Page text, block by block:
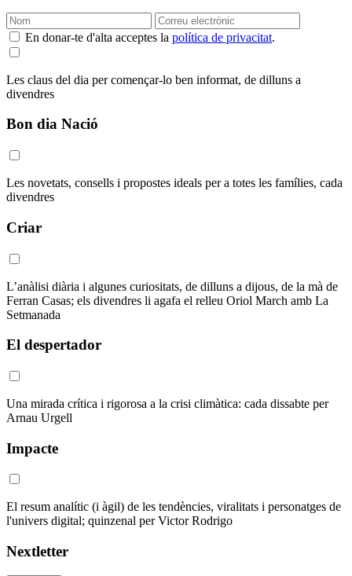
En donar-te d'alta acceptes la política de privacitat.
Les claus del dia per començar-lo ben informat, de dilluns a
divendres
Bon dia Nació
Les novetats, consells i propostes ideals per a totes les famílies, cada
divendres
Criar
L’anàlisi diària i algunes curiositats, de dilluns a dijous, de la mà de
Ferran Casas; els divendres li agafa el relleu Oriol March amb La
Setmanada
El despertador
Una mirada crítica i rigorosa a la crisi climàtica: cada dissabte per
Arnau Urgell
Impacte
El resum analític (i àgil) de les tendències, viralitats i personatges de
l'univers digital; quinzenal per Victor Rodrigo
Nextletter